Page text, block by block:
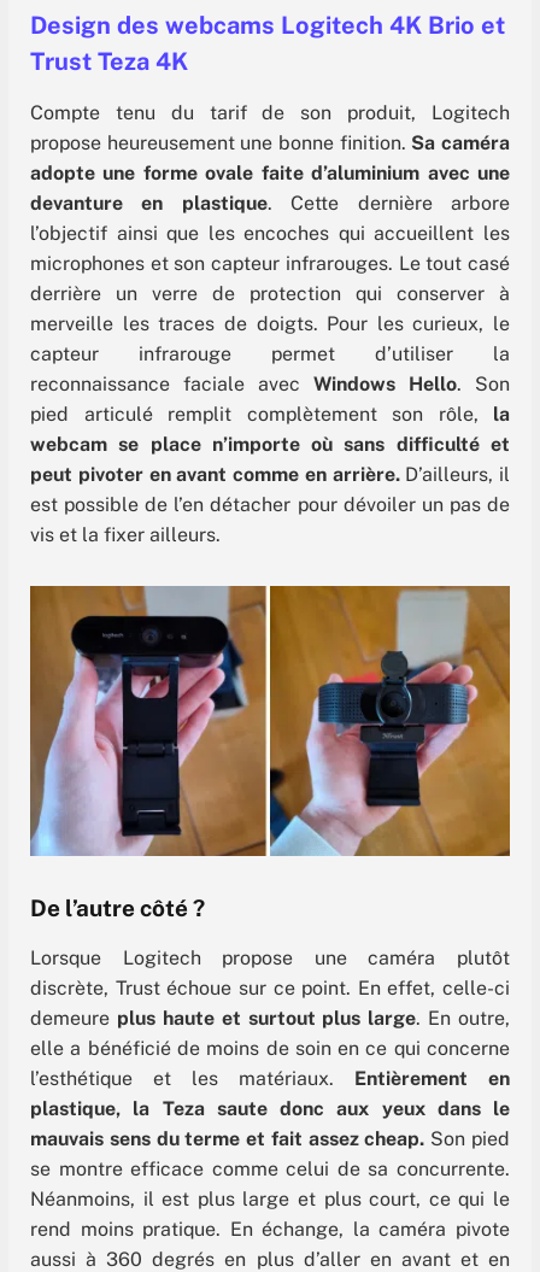
Design des webcams Logitech 4K Brio et
Trust Teza 4K
Compte tenu du tarif de son produit, Logitech
propose heureusement une bonne finition. Sa caméra
adopte une forme ovale faite d’aluminium avec une
devanture en plastique. Cette dernière arbore
l’objectif ainsi que les encoches qui accueillent les
microphones et son capteur infrarouges. Le tout casé
derrière un verre de protection qui conserver à
merveille les traces de doigts. Pour les curieux, le
capteur infrarouge permet d’utiliser la
reconnaissance faciale avec Windows Hello. Son
pied articulé remplit complètement son rôle, la
webcam se place n’importe où sans difficulté et
peut pivoter en avant comme en arrière.D’ailleurs, il
est possible de l’en détacher pour dévoiler un pas de
vis et la fixer ailleurs.
De l’autre côté ?
Lorsque Logitech propose une caméra plutôt
discrète, Trust échoue sur ce point. En effet, celle-ci
demeure plus haute et surtout plus large. En outre,
elle a bénéficié de moins de soin en ce qui concerne
l’esthétique et les matériaux. Entièrement en
plastique, la Teza saute donc aux yeux dans le
mauvais sens du terme et fait assez cheap. Son pied
se montre efficace comme celui de sa concurrente.
Néanmoins, il est plus large et plus court, ce qui le
rend moins pratique. En échange, la caméra pivote
aussi à 360 degrés en plus d’aller en avant et en